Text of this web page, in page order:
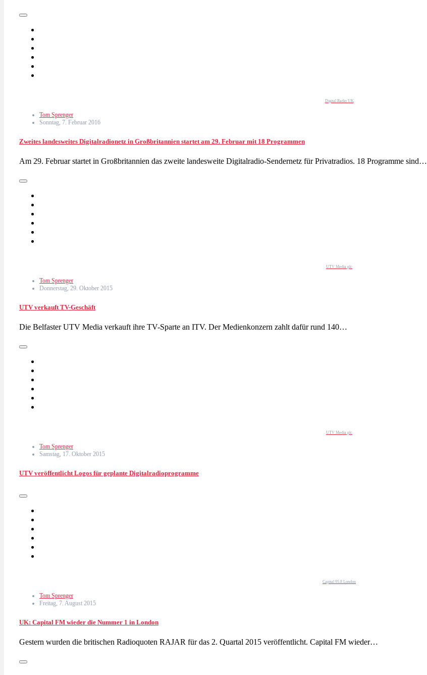
Digital Radio UK
Tom Sprenger
Sonntag, 7. Februar 2016
Zweites landesweites Digitalradionetz in Großbritannien startet am 29. Februar mit 18 Programmen
Am 29. Februar startet in Großbritannien das zweite landesweite Digitalradio-Sendernetz für Privatradios. 18 Programme sind…
UTV Media plc
Tom Sprenger
Donnerstag, 29. Oktober 2015
UTV verkauft TV-Geschäft
Die Belfaster UTV Media verkauft ihre TV-Sparte an ITV. Der Medienkonzern zahlt dafür rund 140…
UTV Media plc
Tom Sprenger
Samstag, 17. Oktober 2015
UTV veröffentlicht Logos für geplante Digitalradioprogramme
Capital 95.8 London
Tom Sprenger
Freitag, 7. August 2015
UK: Capital FM wieder die Nummer 1 in London
Gestern wurden die britischen Radioquoten RAJAR für das 2. Quartal 2015 veröffentlicht. Capital FM wieder…